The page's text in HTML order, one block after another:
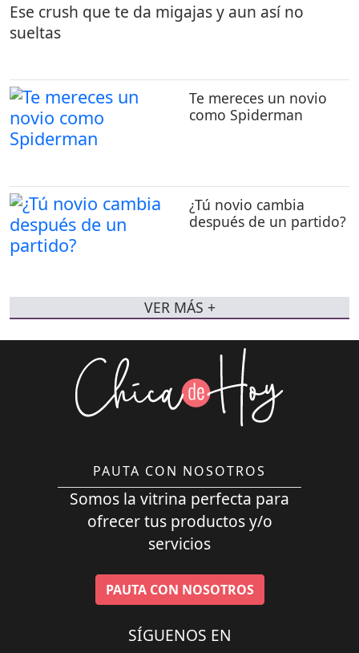
Ese crush que te da migajas y aun así no
sueltas
Te mereces un novio
como Spiderman
¿Tú novio cambia
después de un partido?
VER MÁS +
PAUTA CON NOSOTROS
Somos la vitrina perfecta para
ofrecer tus productos y/o
servicios
PAUTA CON NOSOTROS
SÍGUENOS EN